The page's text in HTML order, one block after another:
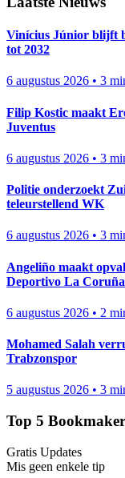
Vinícius Júnior blijft
tot 2032
6 augustus 2026 • 3
Filip Kostic maakt
Juventus
6 augustus 2026 • 3
Politie onderzoekt
teleurstellend WK
6 augustus 2026 • 3
Angeliño maakt
Deportivo La Coruña
6 augustus 2026 • 2
Mohamed Salah
Trabzonspor
5 augustus 2026 • 3
Top 5
Gratis Updates
Mis geen enkele tip